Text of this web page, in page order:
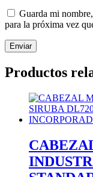
Guarda mi
para la próxima vez
Productos